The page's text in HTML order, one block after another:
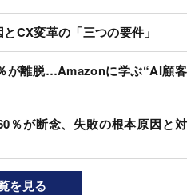
CX変革の「三つの要件」
が離脱…Amazonに学ぶ“AI顧客
％が断念、失敗の根本原因と対
を見る